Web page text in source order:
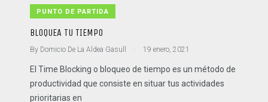
PUNTO DE PARTIDA
BLOQUEA TU TIEMPO
By Domicio De La Aldea Gasull . 19 enero, 2021
El Time Blocking o bloqueo de tiempo es un método de
productividad que consiste en situar tus actividades
prioritarias en